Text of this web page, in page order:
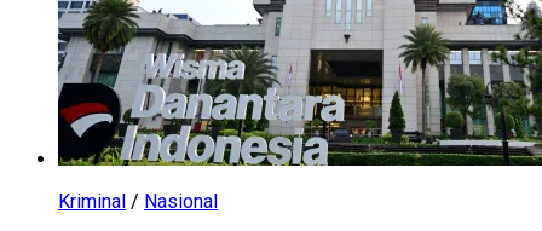
Kriminal / Nasional